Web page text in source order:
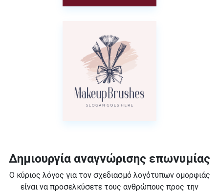
Δημιουργία αναγνώρισης επωνυμίας
Ο κύριος λόγος για τον σχεδιασμό λογότυπων ομορφιάς
είναι να προσελκύσετε τους ανθρώπους προς την